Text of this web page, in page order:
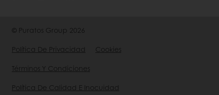
© Puratos Group 2026
Política De Privacidad
Cookies
Términos Y Condiciones
Política De Calidad E Inocuidad